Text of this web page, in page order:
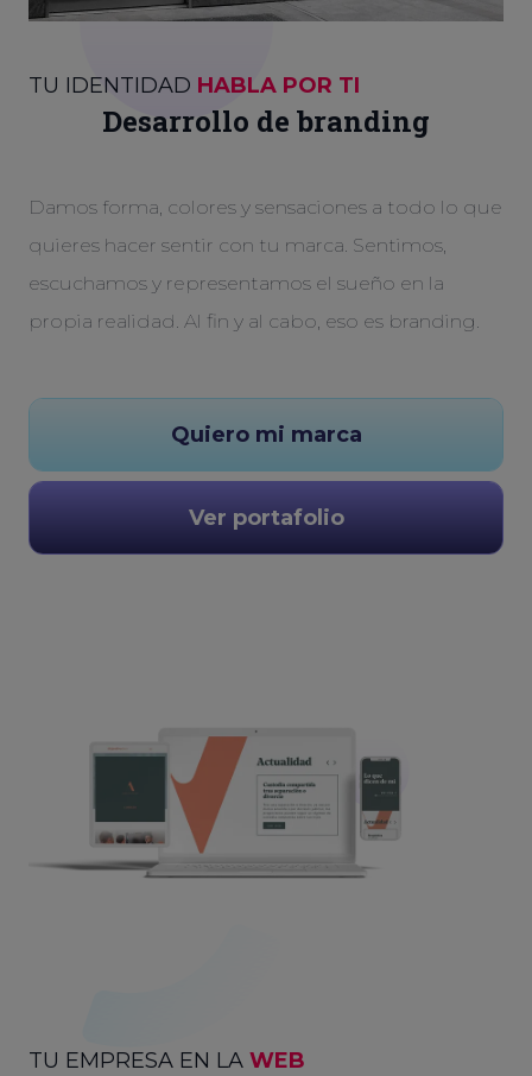
TU IDENTIDAD HABLA POR TI
Desarrollo de branding
Damos forma, colores y sensaciones a todo lo que
quieres hacer sentir con tu marca. Sentimos,
escuchamos y representamos el sueño en la
propia realidad. Al fin y al cabo, eso es branding.
Quiero mi marca
Ver portafolio
TU EMPRESA EN LA WEB